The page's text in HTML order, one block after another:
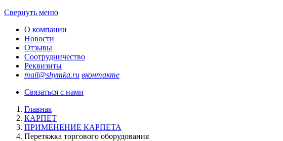
Свернуть меню
О компании
Новости
Отзывы
Соотрудничество
Реквизиты
mail@shymka.ru вконтакте
Связаться с нами
Главная
КАРПЕТ
ПРИМЕНЕНИЕ КАРПЕТА
Перетяжка торгового оборудования